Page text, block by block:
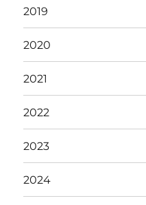
2019
2020
2021
2022
2023
2024